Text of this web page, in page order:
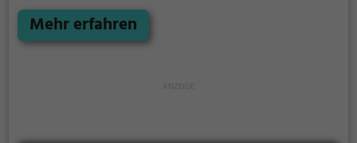
gemütlichen Bar Platz nimmt, das Ü30 Pub bietet für
jeden das passende Ambiente. Neben den erlesenen
Mehr erfahren